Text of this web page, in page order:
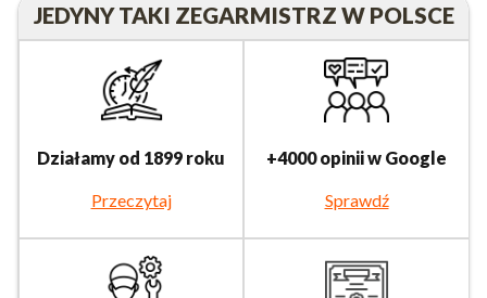
JEDYNY TAKI ZEGARMISTRZ W POLSCE
Działamy od 1899 roku
Przeczytaj
+4000 opinii w Google
Sprawdź